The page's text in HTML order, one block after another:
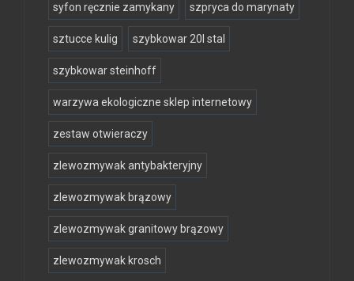
syfon ręcznie zamykany szpryca do marynaty
sztucce kulig szybkowar 20l stal
szybkowar steinhoff
warzywa ekologiczne sklep internetowy
zestaw otwieraczy
zlewozmywak antybakteryjny
zlewozmywak brązowy
zlewozmywak granitowy brązowy
zlewozmywak krosch